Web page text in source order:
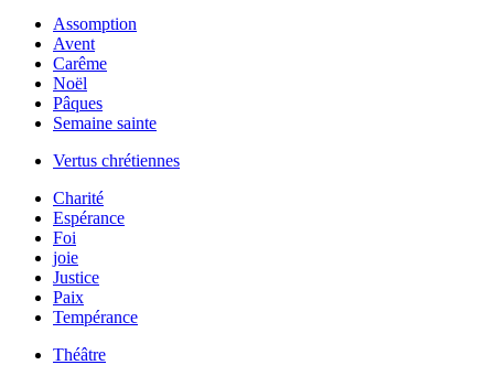
Assomption
Avent
Carême
Noël
Pâques
Semaine sainte
Vertus chrétiennes
Charité
Espérance
Foi
joie
Justice
Paix
Tempérance
Théâtre